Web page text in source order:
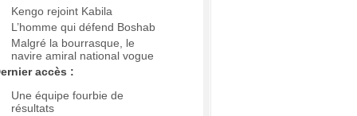
Kengo rejoint Kabila
L’homme qui défend Boshab
Malgré la bourrasque, le
navire amiral national vogue
accès :
Une équipe fourbie de
résultats